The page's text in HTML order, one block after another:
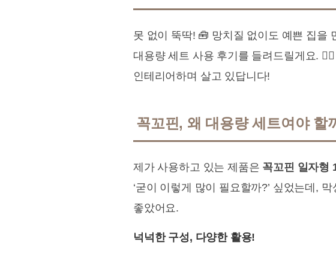
못 없이 뚝딱! 🧰 망치질 없이도 예쁜 집을
대용량 세트 사용 후기를 들려드릴게요.
인테리어하며 살고 있답니다!
꼭꼬핀, 왜 대용량 세트여야 할
제가 사용하고 있는 제품은 꼭꼬핀 일자형
‘굳이 이렇게 많이 필요할까?’ 싶었는데,
좋았어요.
넉넉한 구성, 다양한 활용!